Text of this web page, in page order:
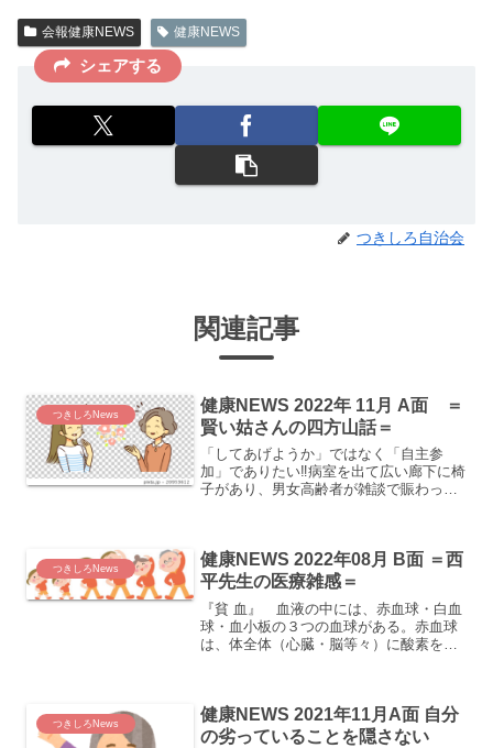
会報健康NEWS 健康NEWS
シェアする
つきしろ自治会
関連記事
つきしろNews
健康NEWS 2022年 11月 A面 ＝
賢い姑さんの四方山話＝
「してあげようか」ではなく「自主参
加」でありたい‼病室を出て広い廊下に椅
子があり、男女高齢者が雑談で賑わって
方山話を聞いていた。私達...
つきしろNews
健康NEWS 2022年08月 B面 ＝西
平先生の医療雑感＝
『貧 血』 血液の中には、赤血球・白血
球・血小板の３つの血球がある。赤血球
は、体全体（心臓・脳等々）に酸素を運
いる。その中で、赤血球...
つきしろNews
健康NEWS 2021年11月A面 自分
の劣っていることを隠さない